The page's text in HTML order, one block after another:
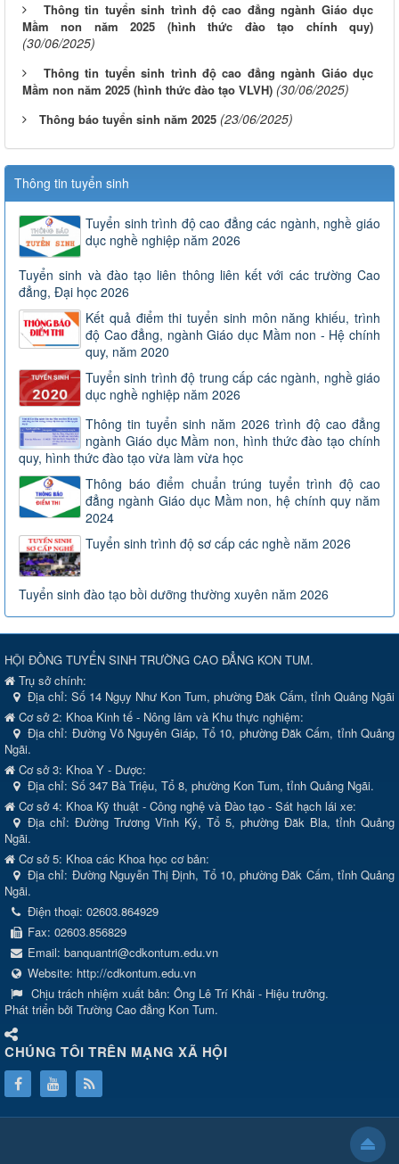
Thông tin tuyển sinh trình độ cao đẳng ngành Giáo dục
Mầm non năm 2025 (hình thức đào tạo chính quy)
(30/06/2025)
Thông tin tuyển sinh trình độ cao đẳng ngành Giáo dục
Mầm non năm 2025 (hình thức đào tạo VLVH) (30/06/2025)
Thông báo tuyển sinh năm 2025 (23/06/2025)
Thông tin tuyển sinh
Tuyển sinh trình độ cao đẳng các ngành, nghề giáo
dục nghề nghiệp năm 2026
Tuyển sinh và đào tạo liên thông liên kết với các trường Cao
đẳng, Đại học 2026
Kết quả điểm thi tuyển sinh môn năng khiếu, trình
độ Cao đẳng, ngành Giáo dục Mầm non - Hệ chính
quy, năm 2020
Tuyển sinh trình độ trung cấp các ngành, nghề giáo
dục nghề nghiệp năm 2026
Thông tin tuyển sinh năm 2026 trình độ cao đẳng
ngành Giáo dục Mầm non, hình thức đào tạo chính
quy, hình thức đào tạo vừa làm vừa học
Thông báo điểm chuẩn trúng tuyển trình độ cao
đẳng ngành Giáo dục Mầm non, hệ chính quy năm
2024
Tuyển sinh trình độ sơ cấp các nghề năm 2026
Tuyển sinh đào tạo bồi dưỡng thường xuyên năm 2026
HỘI ĐỒNG TUYỂN SINH TRƯỜNG CAO ĐẲNG KON TUM.
Trụ sở chính:
Địa chỉ: Số 14 Ngụy Như Kon Tum, phường Đăk Cấm, tỉnh Quảng Ngãi
Cơ sở 2: Khoa Kinh tế - Nông lâm và Khu thực nghiệm:
Địa chỉ: Đường Võ Nguyên Giáp, Tổ 10, phường Đăk Cấm, tỉnh Quảng
Ngãi.
Cơ sở 3: Khoa Y - Dược:
Địa chỉ: Số 347 Bà Triệu, Tổ 8, phường Kon Tum, tỉnh Quảng Ngãi.
Cơ sở 4: Khoa Kỹ thuật - Công nghệ và Đào tạo - Sát hạch lái xe:
Địa chỉ: Đường Trương Vĩnh Ký, Tổ 5, phường Đăk Bla, tỉnh Quảng
Ngãi.
Cơ sở 5: Khoa các Khoa học cơ bản:
Địa chỉ: Đường Nguyễn Thị Định, Tổ 10, phường Đăk Cấm, tỉnh Quảng
Ngãi.
Điện thoại: 02603.864929
Fax: 02603.856829
Email: banquantri@cdkontum.edu.vn
Website: http://cdkontum.edu.vn
Chịu trách nhiệm xuất bản: Ông Lê Trí Khải - Hiệu trưởng.
Phát triển bởi Trường Cao đẳng Kon Tum.
CHÚNG TÔI TRÊN MẠNG XÃ HỘI